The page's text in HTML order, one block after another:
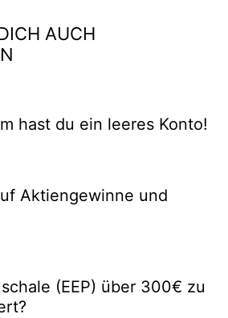
AUCH
hast du ein leeres Konto!
Aktiengewinne und
(EEP) über 300€ zu